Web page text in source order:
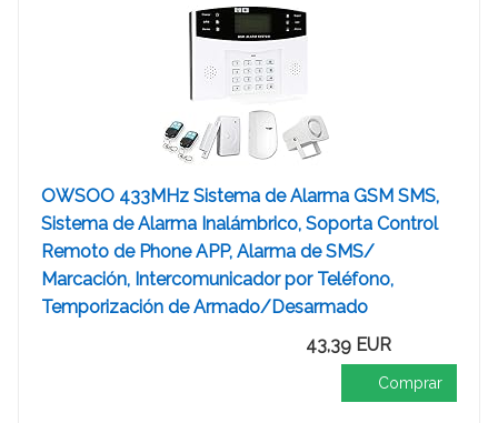
OWSOO 433MHz Sistema de Alarma GSM SMS,
Sistema de Alarma Inalámbrico, Soporta Control
Remoto de Phone APP, Alarma de SMS/
Marcación, Intercomunicador por Teléfono,
Temporización de Armado/Desarmado
43,39 EUR
Comprar